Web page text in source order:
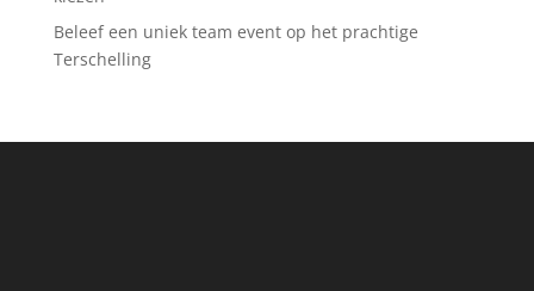
Beleef een uniek team event op het prachtige
Terschelling